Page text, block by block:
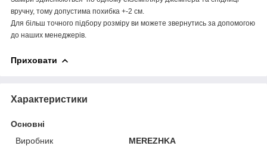
вручну, тому допустима похибка +-2 см.
Для більш точного підбору розміру ви можете звернутись за допомогою
до наших менеджерів.
Приховати
Характеристики
Основні
Виробник
MEREZHKA